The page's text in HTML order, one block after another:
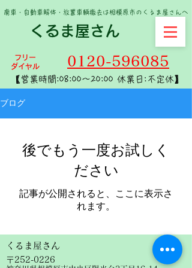
​廃車・自動車解体・放置車輌撤去は相模原市のくるま屋さんへ​
くるま屋さん
フリー
ダイヤル
0120-596085
【営業時間:08:00～20:00 休業日:不定休】
ブログ
後でもう一度お試しく
ださい
記事が公開されると、ここに表示さ
れます。
くるま屋さん
〒252-0226